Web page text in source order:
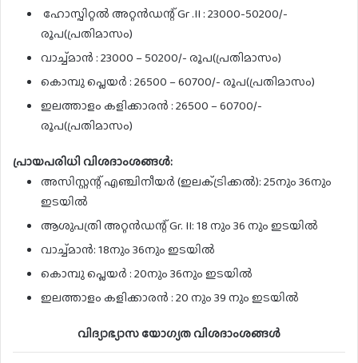
ഹോസ്പിറ്റൽ അറ്റൻഡന്റ് Gr .II : 23000-50200/-
രൂപ(പ്രതിമാസം)
വാച്ച്മാൻ : 23000 – 50200/- രൂപ(പ്രതിമാസം)
കൊമ്പു പ്ലെയർ : 26500 – 60700/- രൂപ(പ്രതിമാസം)
ഇലത്താളം കളിക്കാരൻ : 26500 – 60700/-
രൂപ(പ്രതിമാസം)
പ്രായപരിധി വിശദാംശങ്ങൾ:
അസിസ്റ്റന്റ് എഞ്ചിനീയർ (ഇലക്‌ട്രിക്കൽ): 25നും 36നും
ഇടയിൽ
ആശുപത്രി അറ്റൻഡന്റ് Gr. II: 18 നും 36 നും ഇടയിൽ
വാച്ച്മാൻ: 18നും 36നും ഇടയിൽ
കൊമ്പു പ്ലെയർ : 20നും 36നും ഇടയിൽ
ഇലത്താളം കളിക്കാരൻ : 20 നും 39 നും ഇടയിൽ
വിദ്യാഭ്യാസ യോഗ്യത വിശദാംശങ്ങൾ